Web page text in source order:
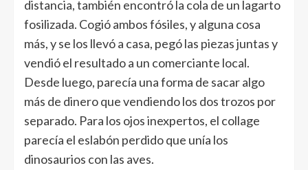
distancia, también encontró la cola de un lagarto
fosilizada. Cogió ambos fósiles, y alguna cosa
más, y se los llevó a casa, pegó las piezas juntas y
vendió el resultado a un comerciante local.
Desde luego, parecía una forma de sacar algo
más de dinero que vendiendo los dos trozos por
separado. Para los ojos inexpertos, el collage
parecía el eslabón perdido que unía los
dinosaurios con las aves.